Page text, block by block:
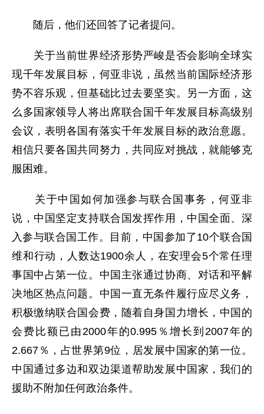
随后，他们还回答了记者提问。
关于当前世界经济形势严峻是否会影响全球实
现千年发展目标，何亚非说，虽然当前国际经济形
势不容乐观，但基础比过去要坚实。另一方面，这
么多国家领导人将出席联合国千年发展目标高级别
会议，表明各国有落实千年发展目标的政治意愿。
相信只要各国共同努力，共同应对挑战，就能够克
服困难。
关于中国如何加强参与联合国事务，何亚非
说，中国坚定支持联合国发挥作用，中国全面、深
入参与联合国工作。目前，中国参加了10个联合国
维和行动，人数达1900余人，在安理会5个常任理
事国中占第一位。中国主张通过协商、对话和平解
决地区热点问题。中国一直无条件履行应尽义务，
积极缴纳联合国会费，随着自身国力增长，中国的
会费比额已由2000年的0.995％增长到2007年的
2.667％，占世界第9位，居发展中国家的第一位。
中国通过多边和双边渠道帮助发展中国家，我们的
援助不附加任何政治条件。